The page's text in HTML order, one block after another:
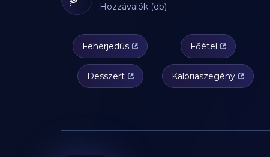
Hozzávalók (db)
Fehérjedús Főétel
Desszert Kalóriaszegény